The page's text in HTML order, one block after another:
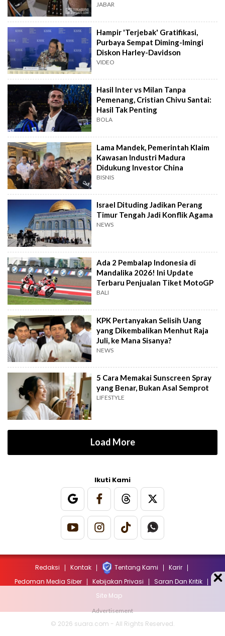
JABAR
Hampir 'Terjebak' Gratifikasi,
Purbaya Sempat Diming-Imingi
Diskon Harley-Davidson
VIDEO
Hasil Inter vs Milan Tanpa
Pemenang, Cristian Chivu Santai:
Hasil Tak Penting
BOLA
Lama Mandek, Pemerintah Klaim
Kawasan Industri Madura
Didukung Investor China
BISNIS
Israel Dituding Jadikan Perang
Timur Tengah Jadi Konflik Agama
NEWS
Ada 2 Pembalap Indonesia di
Mandalika 2026! Ini Update
Terbaru Penjualan Tiket MotoGP
BALI
KPK Pertanyakan Selisih Uang
yang Dikembalikan Menhut Raja
Juli, ke Mana Sisanya?
NEWS
5 Cara Memakai Sunscreen Spray
yang Benar, Bukan Asal Semprot
LIFESTYLE
Load More
Ikuti Kami
Redaksi Kontak Tentang Kami
Karir
Pedoman Media Siber
Kebijakan Privasi
Saran Dan Kritik
Site Map
© 2026 suara.com - All Rights Reserved.